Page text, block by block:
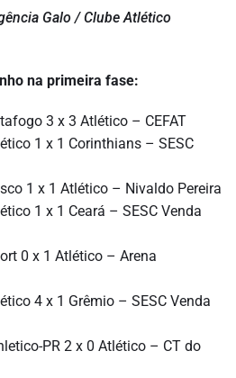
Galo / Clube Atlético
na primeira fase:
3 x 3 Atlético – CEFAT
1 x 1 Corinthians – SESC
1 x 1 Atlético – Nivaldo Pereira
1 x 1 Ceará – SESC Venda
0 x 1 Atlético – Arena
4 x 1 Grêmio – SESC Venda
PR 2 x 0 Atlético – CT do